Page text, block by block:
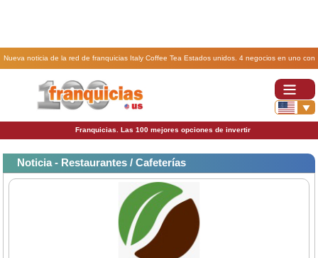
Nueva noticia de la red de franquicias Italy Coffee Tea Estados unidos. 4 negocios en uno con
una franquicia Italy Coffe Tea Store..
Franquicias. Las 100 mejores opciones de invertir
Noticia - Restaurantes / Cafeterías